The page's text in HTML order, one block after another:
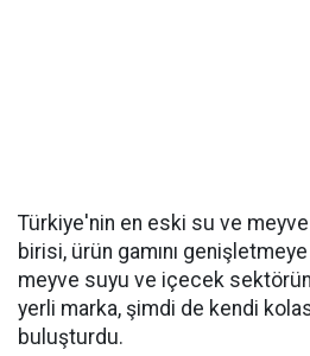
Türkiye'nin en eski su ve
birisi, ürün gamını
meyve suyu ve içecek
yerli marka, şimdi de kendi
buluşturdu.